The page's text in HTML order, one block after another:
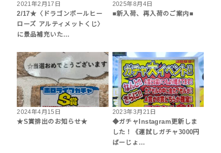
2021年2月17日
2/17★〈ドラゴンボールヒー
ローズ アルティメットくじ〉
に景品補充いた…
2025年8月4日
■新入荷、再入荷のご案内■
2024年4月15日
★S賞排出のお知らせ★
2023年3月21日
◆ガチャInstagram更新しま
した！《運試しガチャ3000円
ばーじょ…